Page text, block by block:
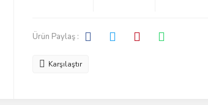
Ürün Paylaş :
Karşılaştır